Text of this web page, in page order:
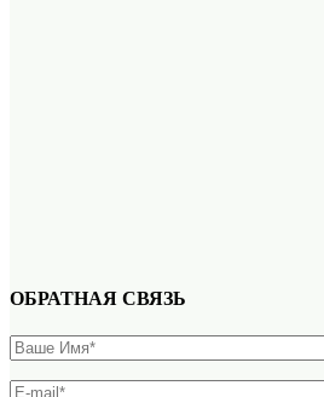
ОБРАТНАЯ СВЯЗЬ